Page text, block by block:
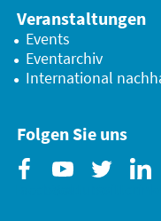
Veranstaltungen
Events
Eventarchiv
International
Folgen Sie uns